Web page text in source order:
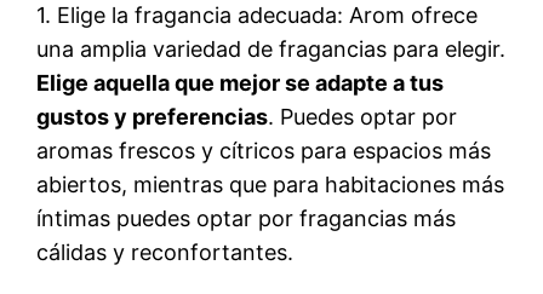
1. Elige la fragancia adecuada: Arom ofrece
una amplia variedad de fragancias para elegir.
Elige aquella que mejor se adapte a tus
gustos y preferencias. Puedes optar por
aromas frescos y cítricos para espacios más
abiertos, mientras que para habitaciones más
íntimas puedes optar por fragancias más
cálidas y reconfortantes.